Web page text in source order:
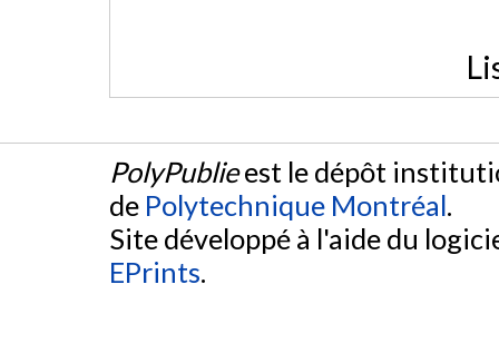
PolyPublieest le dépôt
de Polytechnique Montréal.
Site développé à l'aide du
EPrints.